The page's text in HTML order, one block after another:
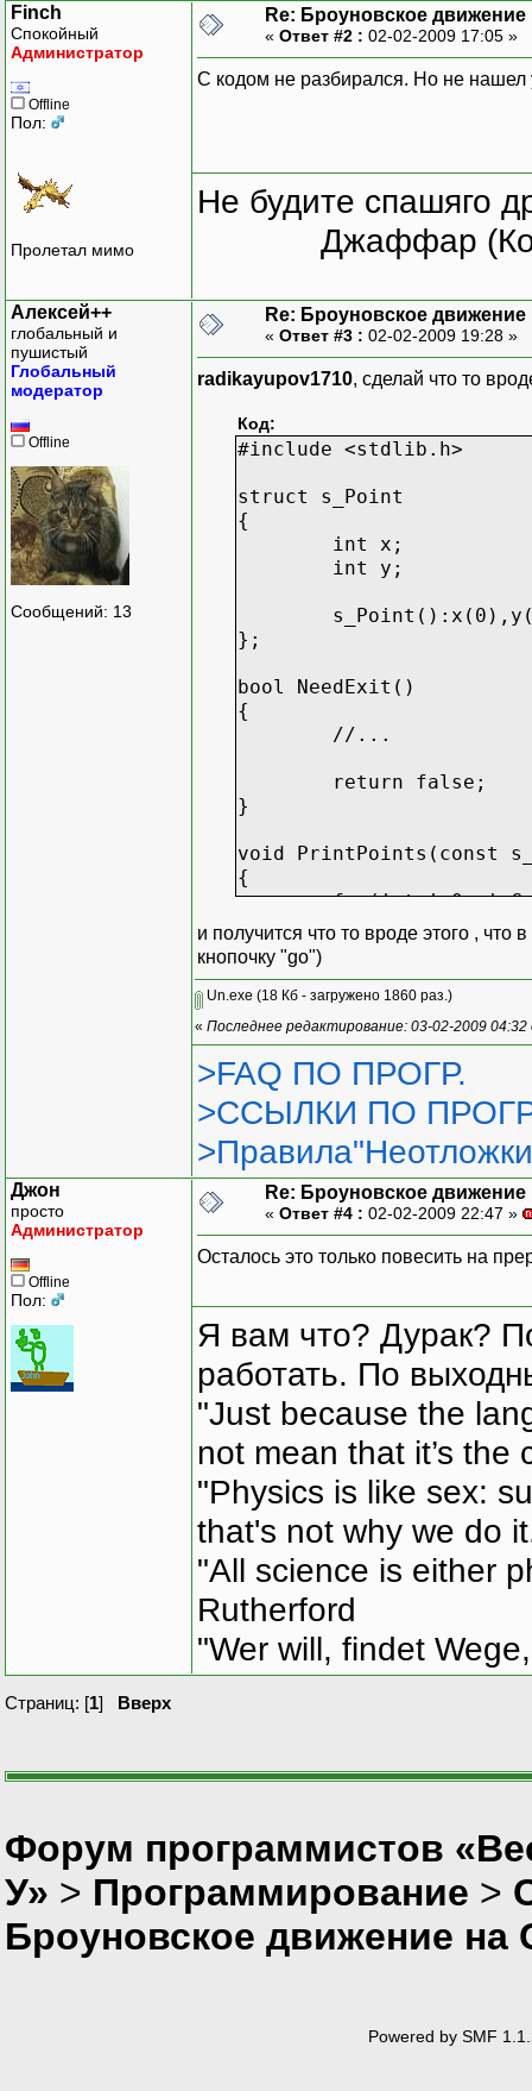
}
closegraph();
Finch
Спокойный
Администратор
Offline
Пол:
Пролетал мимо
Re: Броуновское движение
« Ответ #2 : 02-02-2009 17:05 »
С кодом не разбирался. Но не нашел
Не будите спашяго
Джаффар
Алексей++
глобальный и
пушистый
Глобальный
модератор
Offline
Сообщений: 13
Re: Броуновское движение
« Ответ #3 : 02-02-2009 19:28 »
radikayupov1710, сделай что то
Код:
#include <stdlib.h>
struct s_Point
{
int x;
int y;
};
bool NeedExit()
{
//...
return false;
}
void PrintPoints(const
{
for(int i=0;
{
//
}
}
void
{
int velocity=2;
for(int i=0;
{
//
}
void main()
{
const int
s_Point*
do
//
и получится что то вроде этого , что
кнопочку "go")
Un.exe (18 Кб - загружено 1860 раз.)
« Последнее редактирование: 03-02-2009
>FAQ ПО ПРОГР.
>ССЫЛКИ ПО
Джон
просто
Администратор
Offline
Пол:
Re: Броуновское движение
« Ответ #4 : 02-02-2009 22:47 »
Осталось это только повесить на
Я вам что? Дурак?
работать. По
"Just because the
not mean that it’s the
"Physics is like sex:
that's not why we do
"All science is either
Rutherford
"Wer will, findet
Страниц: [1] Вверх
Форум программистов
У» > Программирование >
Броуновское движение на
Powered by SMF